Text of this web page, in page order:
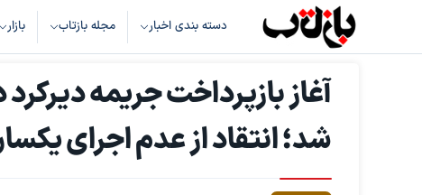
دسته بندی اخبار مجله بازتاب بازار
آغاز بازپرداخت جریمه
شد؛ انتقاد از عدم اجرای